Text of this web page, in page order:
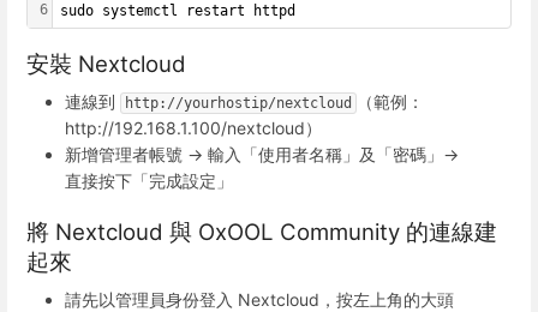
6
sudo systemctl restart httpd
安裝 Nextcloud
連線到 http://yourhostip/nextcloud
（範例：
http://192.168.1.100/nextcloud）
新增管理者帳號 → 輸入「使用者名稱」及「密碼」→
直接按下「完成設定」
將 Nextcloud 與 OxOOL Community 的連線建
起來
請先以管理員身份登入 Nextcloud，按左上角的大頭